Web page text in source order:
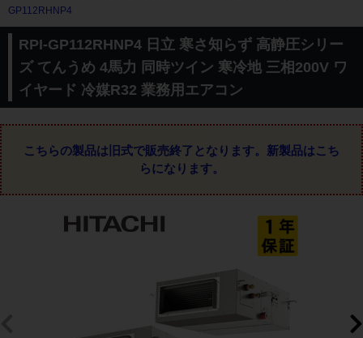
GP112RHNP4
RPI-GP112RHNP4 日立 寒さ知らず 高静圧シリー
ズ てんうめ 4馬力 同時ツイン 寒冷地 三相200V ワ
イヤード 冷媒R32 業務用エアコン
こちらの製品は旧式で販売終了となります。 新製品はこち
らになります。